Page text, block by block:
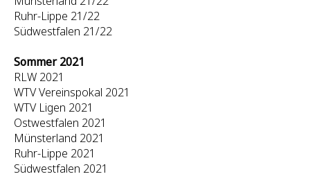
Ruhr-Lippe 21/22
Südwestfalen 21/22
Sommer 2021
RLW 2021
WTV Vereinspokal 2021
WTV Ligen 2021
Ostwestfalen 2021
Münsterland 2021
Ruhr-Lippe 2021
Südwestfalen 2021